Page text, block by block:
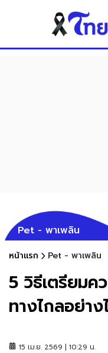
Pet - พาเพลิน
หน้าแรก Pet - พาเพลิน
5 วิธีเตรียมค
ทางไกลอย่าง
15 เม.ย. 2569 | 10:29 น.